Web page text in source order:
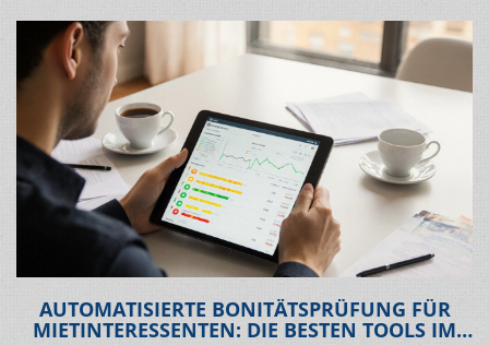
AUTOMATISIERTE BONITÄTSPRÜFUNG FÜR
MIETINTERESSENTEN: DIE BESTEN TOOLS IM